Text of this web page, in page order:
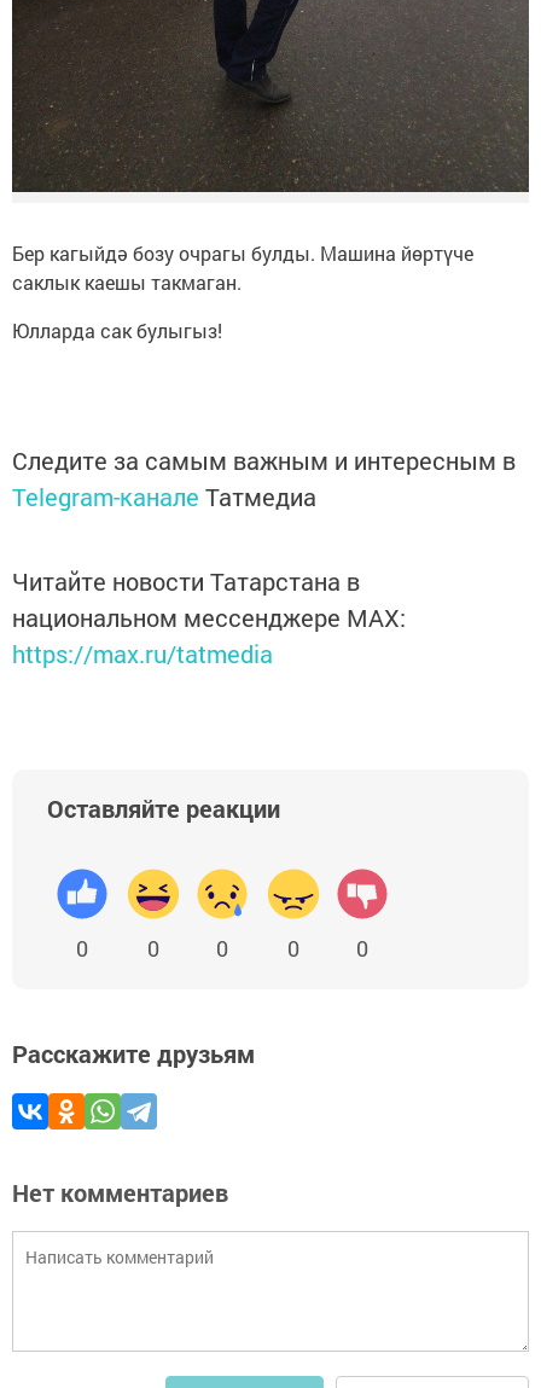
Бер кагыйдә бозу очрагы булды. Машина йөртүче
саклык каешы такмаган.
Юлларда сак булыгыз!
Следите за самым важным и интересным в
Telegram-канале Татмедиа
Читайте новости Татарстана в
национальном мессенджере MАХ:
https://max.ru/tatmedia
Оставляйте реакции
0 0 0 0 0
Расскажите друзьям
Нет комментариев